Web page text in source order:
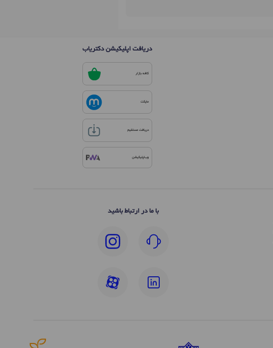
دریافت اپلیکیشن دکتریاب
کافه بازار
مایکت
دریافت مستقیم
وب‌اپلیکیشن
با ما در ارتباط باشید